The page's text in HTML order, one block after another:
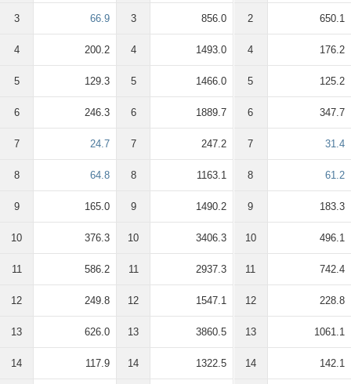
3 66.9
4 200.2
5 129.3
6 246.3
7 24.7
8 64.8
9 165.0
10 376.3
11 586.2
12 249.8
13 626.0
14 117.9
3 856.0
4 1493.0
5 1466.0
6 1889.7
7 247.2
8 1163.1
9 1490.2
10 3406.3
11 2937.3
12 1547.1
13 3860.5
14 1322.5
2 650.1
4 176.2
5 125.2
6 347.7
7 31.4
8 61.2
9 183.3
10 496.1
11 742.4
12 228.8
13 1061.1
14 142.1